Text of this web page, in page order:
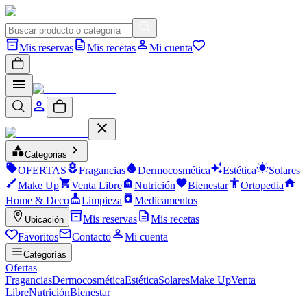
Mis reservas Mis recetas Mi cuenta
Categorias
OFERTAS Fragancias Dermocosmética Estética
Solares
Make Up
Venta Libre Nutrición Bienestar
Ortopedia
Home & Deco
Limpieza Medicamentos
Ubicación Mis reservas
Mis recetas
Favoritos
Contacto Mi cuenta
Categorías
Ofertas
FraganciasDermocosméticaEstéticaSolaresMake UpVenta
LibreNutriciónBienestar